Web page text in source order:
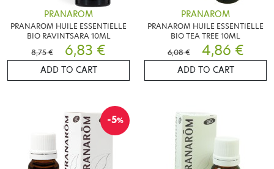
PRANAROM
PRANAROM HUILE ESSENTIELLE
BIO RAVINTSARA 10ML
8,75 €
6,83 €
ADD TO CART
PRANAROM
PRANAROM HUILE ESSENTIELLE
BIO TEA TREE 10ML
6,08 €
4,86 €
ADD TO CART
-5%